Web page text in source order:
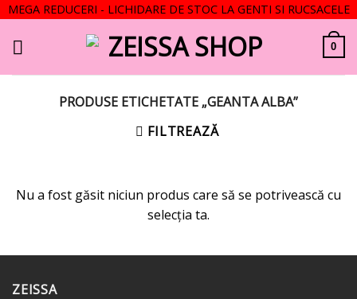
MEGA REDUCERI - LICHIDARE DE STOC LA GENTI SI RUCSACELE
0
PRODUSE ETICHETATE „GEANTA ALBA”
FILTREAZĂ
Nu a fost găsit niciun produs care să se potrivească cu
selecția ta.
ZEISSA